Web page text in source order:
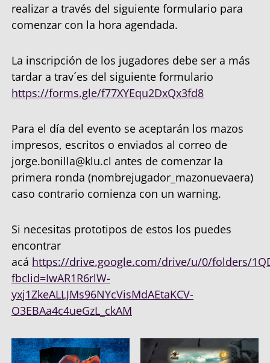
realizar a través del siguiente formulario para
comenzar con la hora agendada.
La inscripción de los jugadores debe ser a más
tardar a trav´es del siguiente formulario
https://forms.gle/f77XYEqu2DxQx3fd8
Para el día del evento se aceptarán los mazos
impresos, escritos o enviados al correo de
jorge.bonilla@klu.cl antes de comenzar la
primera ronda (nombrejugador_mazonuevaera)
caso contrario comienza con un warning.
Si necesitas prototipos de estos los puedes
encontrar
acá https://drive.google.com/drive/u/0/folders/
fbclid=IwAR1R6rlW-
yxj1ZkeALLJMs96NYcVisMdAEtaKCV-
O3EBAa4c4ueGzL_ckAM